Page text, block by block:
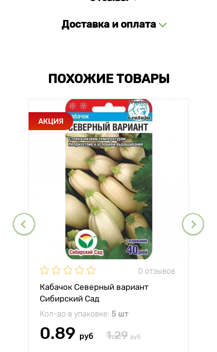
Доставка и оплата
ПОХОЖИЕ ТОВАРЫ
АКЦИЯ
0 отзывов
Кабачок Северный вариант
Сибирский Сад
Кол-во в упаковке: 5 шт
0.89 руб 1.29 руб